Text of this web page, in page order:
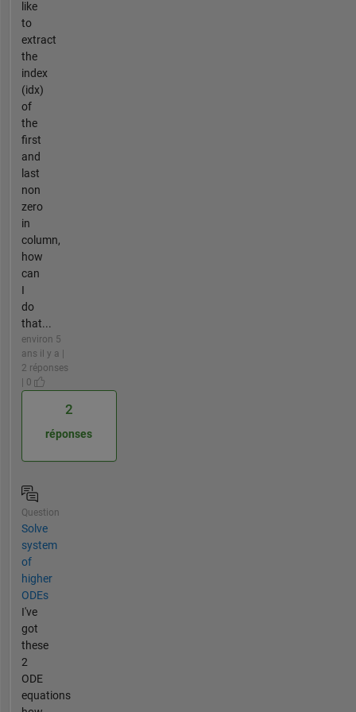
like
to
extract
the
index
(idx)
of
the
first
and
last
non
zero
in
column,
how
can
I
do
that...
environ 5
ans il y a |
2 réponses
| 0
2
réponses
Question
Solve
system
of
higher
ODEs
I've
got
these
2
ODE
equations